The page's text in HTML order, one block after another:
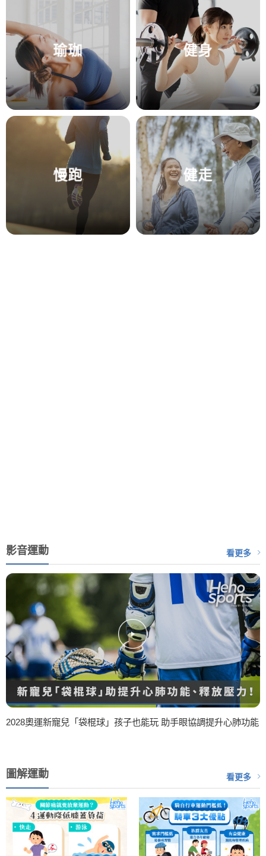
瑜珈 健身
慢跑 健走
影音運動 看更多
2028奧運新寵兒「袋棍球」孩子也能玩 助手眼協調提升心肺功能
圖解運動 看更多